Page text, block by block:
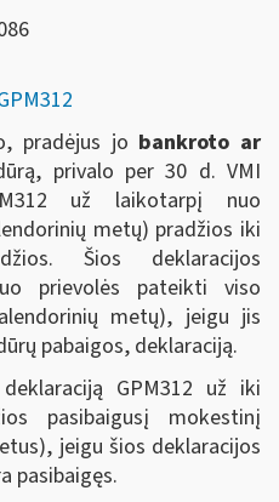
pradėjus jo bankroto ar
privalo per 30 d. VMI
už laikotarpį nuo
metų) pradžios iki
Šios deklaracijos
prievolės pateikti viso
metų), jeigu jis
pabaigos, deklaraciją.
GPM312 už iki
pasibaigusį mokestinį
jeigu šios deklaracijos
pasibaigęs.